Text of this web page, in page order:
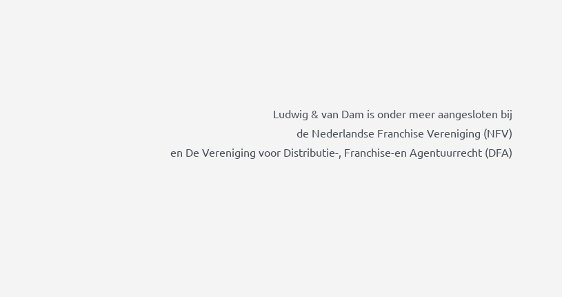
Ludwig & van Dam is onder meer aangesloten bij
de Nederlandse Franchise Vereniging (NFV)
en De Vereniging voor Distributie-, Franchise-en Agentuurrecht (DFA)